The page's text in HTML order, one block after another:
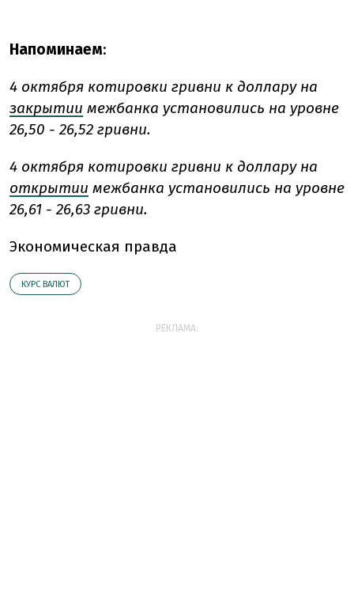
Напоминаем:
4 октября котировки гривни к доллару на
закрытии межбанка установились на уровне
26,50 - 26,52 гривни.
4 октября котировки гривни к доллару на
открытии межбанка установились на уровне
26,61 - 26,63 гривни.
Экономическая правда
КУРС ВАЛЮТ
РЕКЛАМА: